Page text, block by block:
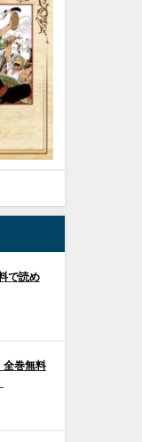
で読め
全巻無料